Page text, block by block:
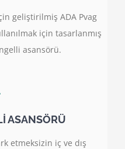
geliştirilmiş ADA Pvag
için tasarlanmış
asansörü.
ASANSÖRÜ
etmeksizin iç ve dış